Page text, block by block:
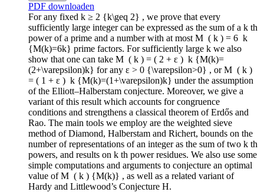
PDF downloaden
For any fixed k ≥ 2 {k\geq 2} , we prove that every
sufficiently large integer can be expressed as the sum of a k th
power of a prime and a number with at most M ⁢ ( k ) = 6 ⁢ k
{M(k)=6k} prime factors. For sufficiently large k we also
show that one can take M ⁢ ( k ) = ( 2 + ε ) ⁢ k {M(k)=
(2+\varepsilon)k} for any ε > 0 {\varepsilon>0} , or M ⁢ ( k )
= ( 1 + ε ) ⁢ k {M(k)=(1+\varepsilon)k} under the assumption
of the Elliott–Halberstam conjecture. Moreover, we give a
variant of this result which accounts for congruence
conditions and strengthens a classical theorem of Erdős and
Rao. The main tools we employ are the weighted sieve
method of Diamond, Halberstam and Richert, bounds on the
number of representations of an integer as the sum of two k th
powers, and results on k th power residues. We also use some
simple computations and arguments to conjecture an optimal
value of M ⁢ ( k ) {M(k)} , as well as a related variant of
Hardy and Littlewood’s Conjecture H.